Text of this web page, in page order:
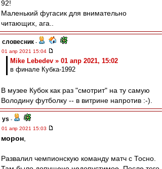
92!
Маленький фугасик для внимательно
читающих, ага..
словесник -
01 апр 2021 15:04
Mike Lebedev » 01 апр 2021, 15:02
в финале Кубка-1992
В музее Кубок как раз "смотрит" на ту самую
Володину футболку -- в витрине напротив :-).
ys -
01 апр 2021 15:03
морон
Развалил чемпионскую команду матч с Тосно.